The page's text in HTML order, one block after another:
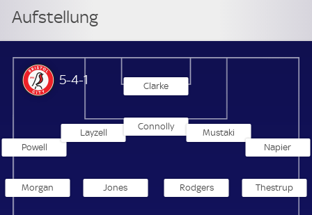
Aufstellung
Bristol City Frauen
5-4-1 Clarke
Powell
Layzell
Connolly
Mustaki
Napier
Morgan Jones Rodgers Thestrup